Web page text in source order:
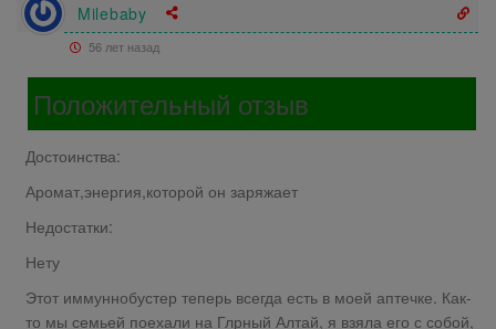
Milebaby
56 лет назад
Положительный отзыв
Достоинства:
Аромат,энергия,которой он заряжает
Недостатки:
Нету
Этот иммуннобустер теперь всегда есть в моей аптечке. Как-
то мы семьей поехали на Глрный Алтай, я взяла его с собой,